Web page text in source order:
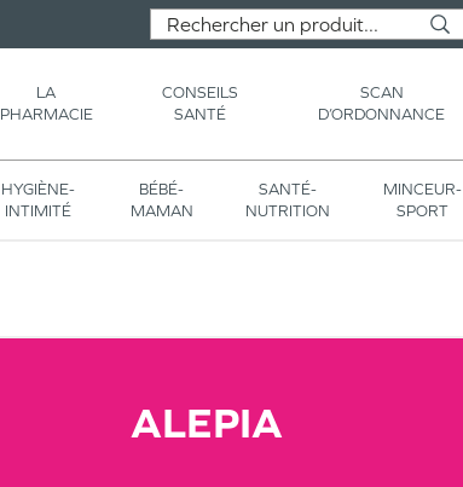
LA
PHARMACIE
CONSEILS
SANTÉ
SCAN
D’ORDONNANCE
HYGIÈNE-
INTIMITÉ
BÉBÉ-
MAMAN
SANTÉ-
NUTRITION
MINCEUR-
SPORT
ALEPIA